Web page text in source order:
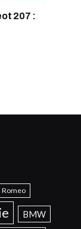
207 :
Romeo
BMW